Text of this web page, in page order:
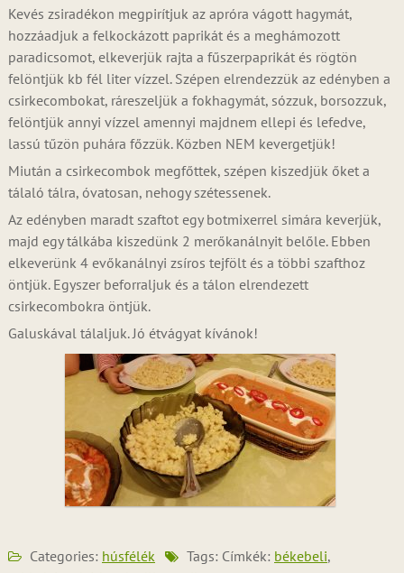
Kevés zsiradékon megpirítjuk az apróra vágott hagymát,
hozzáadjuk a felkockázott paprikát és a meghámozott
paradicsomot, elkeverjük rajta a fűszerpaprikát és rögtön
felöntjük kb fél liter vízzel. Szépen elrendezzük az edényben a
csirkecombokat, ráreszeljük a fokhagymát, sózzuk, borsozzuk,
felöntjük annyi vízzel amennyi majdnem ellepi és lefedve,
lassú tűzön puhára főzzük. Közben NEM kevergetjük!
Miután a csirkecombok megfőttek, szépen kiszedjük őket a
tálaló tálra, óvatosan, nehogy szétessenek.
Az edényben maradt szaftot egy botmixerrel simára keverjük,
majd egy tálkába kiszedünk 2 merőkanálnyit belőle. Ebben
elkeverünk 4 evőkanálnyi zsíros tejfölt és a többi szafthoz
öntjük. Egyszer beforraljuk és a tálon elrendezett
csirkecombokra öntjük.
Galuskával tálaljuk. Jó étvágyat kívánok!
Categories: húsfélék Tags: Címkék: békebeli,